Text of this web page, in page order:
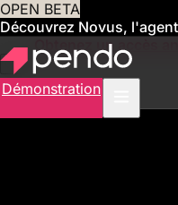
OPEN BETA
Découvrez Novus,
vousObtenez un accès
Démonstration